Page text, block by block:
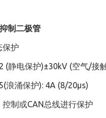
制二极管
护
静电保护)±30kV (空气/接
涌保护): 4A (8/20μs)
制或CAN总线进行保护